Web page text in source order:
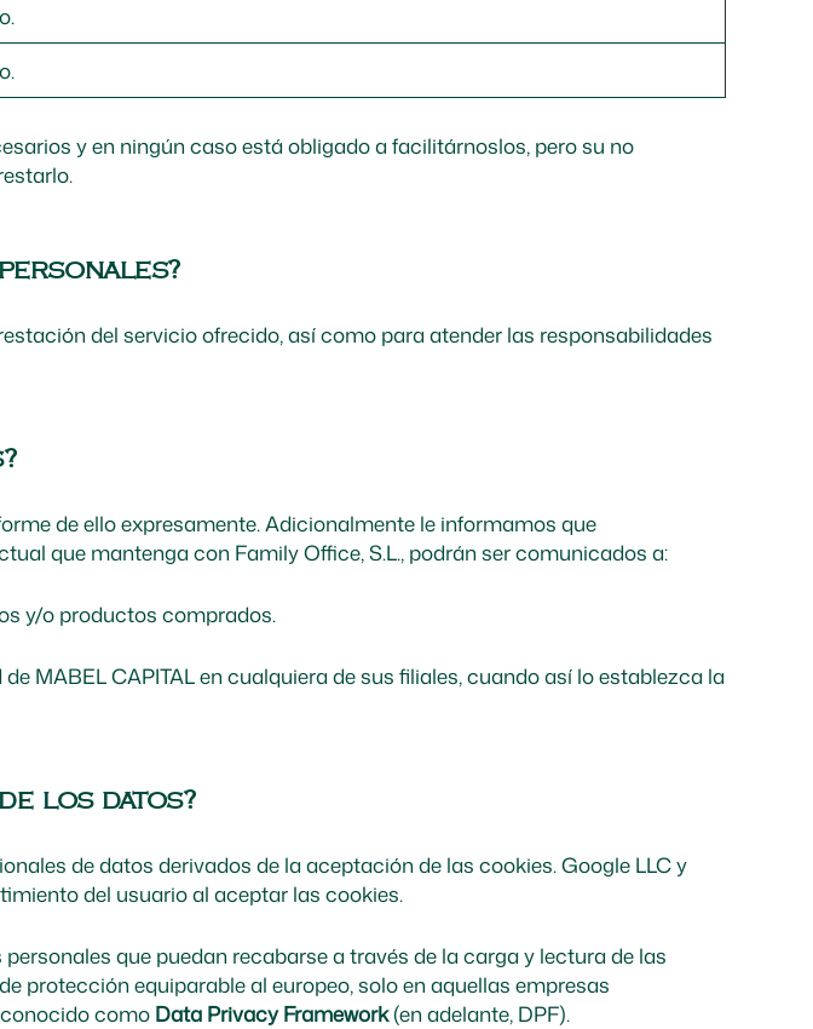
y en ningún caso está obligado a facilitárnoslos, pero su no
del servicio ofrecido, así como para atender las responsabilidades
de ello expresamente. Adicionalmente le informamos que
que mantenga con Family Office, S.L., podrán ser comunicados a:
y/o productos comprados.
MABEL CAPITAL en cualquiera de sus filiales, cuando así lo establezca la
los datos?
de datos derivados de la aceptación de las cookies. Google LLC y
del usuario al aceptar las cookies.
que puedan recabarse a través de la carga y lectura de las
protección equiparable al europeo, solo en aquellas empresas
conocido como Data Privacy Framework(en adelante, DPF).